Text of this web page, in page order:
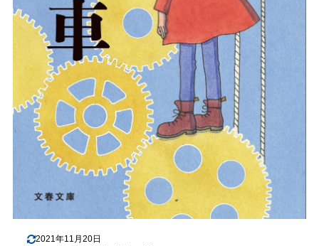
2021年11月20日